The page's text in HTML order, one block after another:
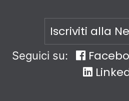
Iscriviti alla
Seguici su: